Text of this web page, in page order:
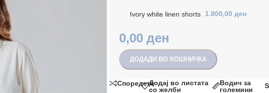
Ivory white linen shorts 1.800,00 ден
0,00 ден
ДОДАДИ ВО КОШНИЧКА
СпоредетеДодај во листата
со желби
Водич за
големини